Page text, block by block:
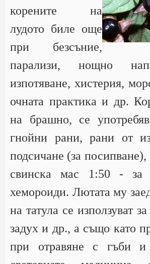
корените на
лудото биле още
при безсъние,
парализи, нощно
изпотяване, хистерия,
очната практика и др.
на брашно, се
гнойни рани, рани от
подсичане (за посипване),
свинска мас 1:50 - за
хемороиди. Лютата му
на татула се използуват
задух и др., а също като
при отравяне с гъби